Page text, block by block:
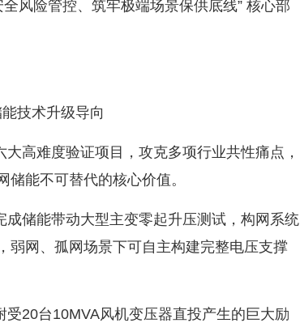
风险管控、筑牢极端场景保供底线” 核心部
技术升级导向
高难度验证项目，攻克多项行业共性痛点，
能不可替代的核心价值。
储能带动大型主变零起升压测试，构网系统
弱网、孤网场景下可自主构建完整电压支撑
20台10MVA风机变压器直投产生的巨大励